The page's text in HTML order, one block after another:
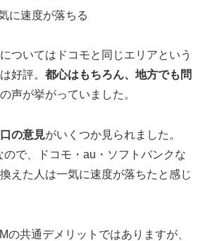
に速度が落ちる
ついてはドコモと同じエリアという
好評。 都心はもちろん、地方でも問
声が挙がっていました。
の意見がいくつか見られました。
ので、ドコモ・au・ソフトバンクな
えた人は一気に速度が落ちたと感じ
の共通デメリットではありますが、